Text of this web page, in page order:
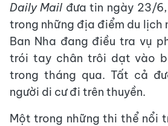
Daily Mail đưa tin ngày 23/
trong những địa điểm du lịch
Ban Nha đang điều tra vụ
trói tay chân trôi dạt vào
trong tháng qua. Tất cả
người di cư đi trên thuyền.
Một trong những thi thể nổi